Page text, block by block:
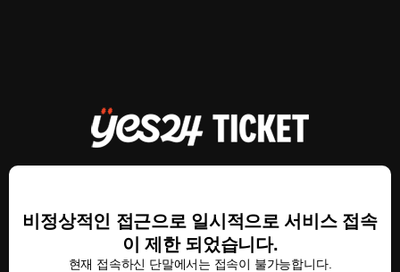
비정상적인 접근으로 일시적으로 서비스 접속
이 제한 되었습니다.
현재 접속하신 단말에서는 접속이 불가능합니다.